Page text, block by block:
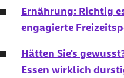
Ernährung: Richtig
engagierte
Hätten Sie's
Essen wirklich